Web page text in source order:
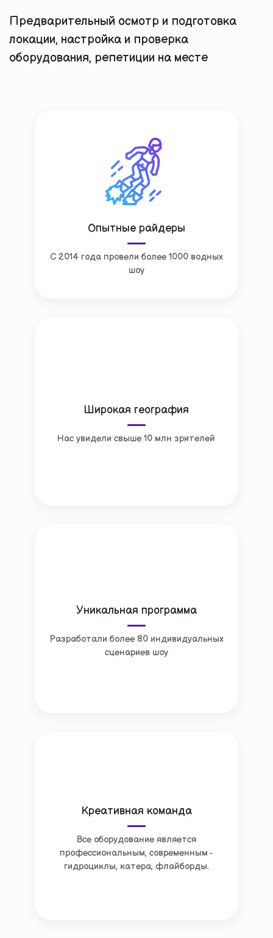
Предварительный осмотр и подготовка
локации, настройка и проверка
оборудования, репетиции на месте
Опытные райдеры
С 2014 года провели более 1000 водных
шоу
Широкая география
Нас увидели свыше 10 млн зрителей
Уникальная программа
Разработали более 80 индивидуальных
сценариев шоу
Креативная команда
Все оборудование является
профессиональным, современным -
гидроциклы, катера, флайборды.